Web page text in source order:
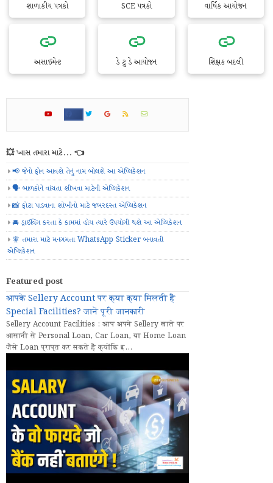
શાળાકીય પત્રકો SCE પત્રકો વાર્ષિક આયોજન
અસાઇમેન્ટ ડે ટુ ડે આયોજન શિક્ષક બદલી
💥 ખાસ તમારા માટે... 👈
📢 જેનો ફોન આવશે તેનું નામ બોલશે આ એપ્લિકેશન
🗣️ બાળકોને વાંચતા શીખવા માટેની એપ્લિકેશન
📸 ફોટા પાડવાના શોખીનો માટે જબરદસ્ત એપ્લિકેશન
🚘 ડ્રાઈવિંગ કરતા કે કામમાં હોય ત્યારે ઉપયોગી થશે આ એપ્લિકેશન
🧚 તમારા માટે મનગમતા WhatsApp Sticker બનાવતી
એપ્લિકેશન
Featured post
आपके Sellery Account पर क्या क्या मिलती हैं
Special Facilities? जानें पूरी जानकारी
Sellery Account Facilities : आप अपने Sellery खाते पर
आसानी से Personal Loan, Car Loan, या Home Loan
जैसे Loan प्राप्त कर सकते हैं क्योंकि इ...